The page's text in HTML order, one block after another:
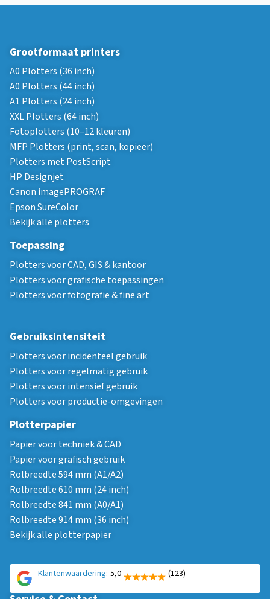
Grootformaat printers
A0 Plotters (36 inch)
A0 Plotters (44 inch)
A1 Plotters (24 inch)
XXL Plotters (64 inch)
Fotoplotters (10–12 kleuren)
MFP Plotters (print, scan, kopieer)
Plotters met PostScript
HP Designjet
Canon imagePROGRAF
Epson SureColor
Bekijk alle plotters
Toepassing
Plotters voor CAD, GIS & kantoor
Plotters voor grafische toepassingen
Plotters voor fotografie & fine art
Gebruiksintensiteit
Plotters voor incidenteel gebruik
Plotters voor regelmatig gebruik
Plotters voor intensief gebruik
Plotters voor productie-omgevingen
Plotterpapier
Papier voor techniek & CAD
Papier voor grafisch gebruik
Rolbreedte 594 mm (A1/A2)
Rolbreedte 610 mm (24 inch)
Rolbreedte 841 mm (A0/A1)
Rolbreedte 914 mm (36 inch)
Bekijk alle plotterpapier
Klantenwaardering: 5,0 (123)